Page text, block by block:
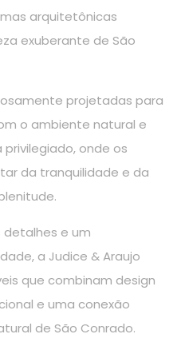
arquitetônicas
exuberante de São
projetadas para
o ambiente natural e
onde os
da tranquilidade e da
e um
a Judice & Araujo
que combinam design
e uma conexão
de São Conrado.